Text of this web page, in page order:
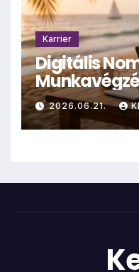
Karrier
Digitális
– valóság
2026.06.21.